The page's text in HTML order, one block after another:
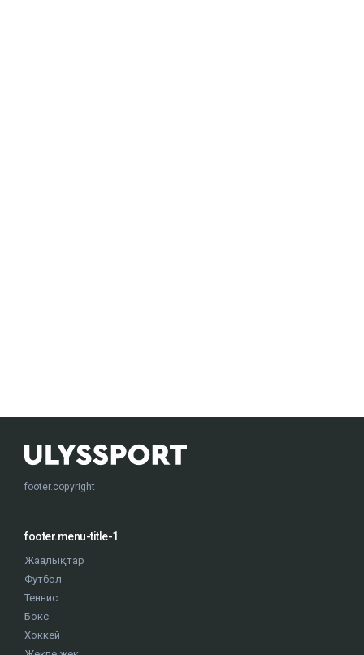
footer.copyright
footer.menu-title-1
Жаңалықтар
Футбол
Теннис
Бокс
Хоккей